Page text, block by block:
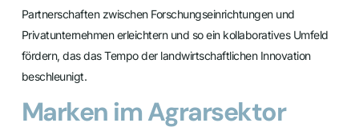
Partnerschaften zwischen Forschungseinrichtungen und
Privatunternehmen erleichtern und so ein kollaboratives Umfeld
fördern, das das Tempo der landwirtschaftlichen Innovation
beschleunigt.
Marken im Agrarsektor